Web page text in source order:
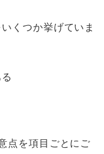
くつか挙げていま
点を項目ごとにご